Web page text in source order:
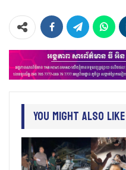
You Might Also Like